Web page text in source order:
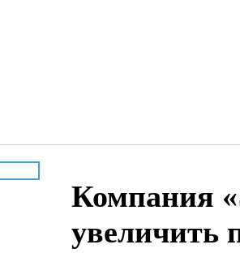
Компания
увеличить